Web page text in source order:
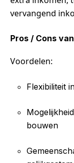
vervangend
Pros / Cons
Voordelen:
Flexibiliteit
bouwen